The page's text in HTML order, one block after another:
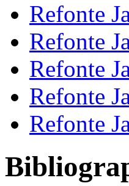
Refonte
Refonte
Refonte
Refonte
Refonte